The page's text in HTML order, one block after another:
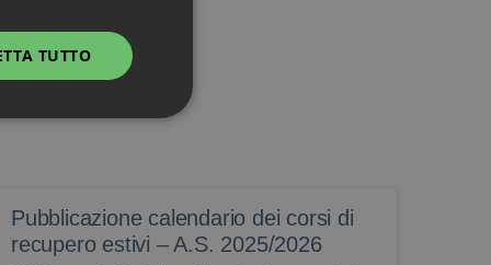
Pubblicazione calendario dei corsi di
recupero estivi – A.S. 2025/2026
TUTTO
classificati